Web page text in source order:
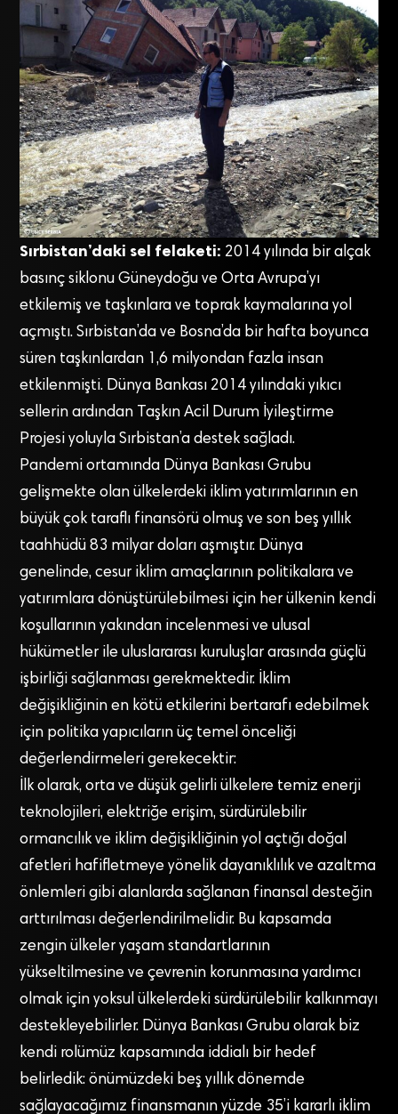
Sırbistan’daki sel felaketi: 2014 yılında bir alçak
basınç siklonu Güneydoğu ve Orta Avrupa’yı
etkilemiş ve taşkınlara ve toprak kaymalarına yol
açmıştı. Sırbistan’da ve Bosna’da bir hafta boyunca
süren taşkınlardan 1,6 milyondan fazla insan
etkilenmişti. Dünya Bankası 2014 yılındaki yıkıcı
sellerin ardından Taşkın Acil Durum İyileştirme
Projesi yoluyla Sırbistan’a destek sağladı.
Pandemi ortamında Dünya Bankası Grubu
gelişmekte olan ülkelerdeki iklim yatırımlarının en
büyük çok taraflı finansörü olmuş ve son beş yıllık
taahhüdü 83 milyar doları aşmıştır. Dünya
genelinde, cesur iklim amaçlarının politikalara ve
yatırımlara dönüştürülebilmesi için her ülkenin kendi
koşullarının yakından incelenmesi ve ulusal
hükümetler ile uluslararası kuruluşlar arasında güçlü
işbirliği sağlanması gerekmektedir. İklim
değişikliğinin en kötü etkilerini bertarafı edebilmek
için politika yapıcıların üç temel önceliği
değerlendirmeleri gerekecektir:
İlk olarak, orta ve düşük gelirli ülkelere temiz enerji
teknolojileri, elektriğe erişim, sürdürülebilir
ormancılık ve iklim değişikliğinin yol açtığı doğal
afetleri hafifletmeye yönelik dayanıklılık ve azaltma
önlemleri gibi alanlarda sağlanan finansal desteğin
arttırılması değerlendirilmelidir. Bu kapsamda
zengin ülkeler yaşam standartlarının
yükseltilmesine ve çevrenin korunmasına yardımcı
olmak için yoksul ülkelerdeki sürdürülebilir kalkınmayı
destekleyebilirler. Dünya Bankası Grubu olarak biz
kendi rolümüz kapsamında iddialı bir hedef
belirledik: önümüzdeki beş yıllık dönemde
sağlayacağımız finansmanın yüzde 35’i kararlı iklim